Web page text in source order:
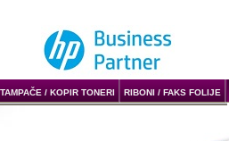
/ KOPIR TONERI RIBONI / FAKS FOLIJE